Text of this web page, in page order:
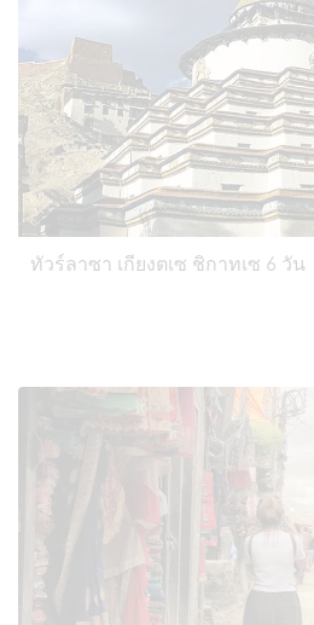
ทัวร์ลาซา เกียงตเซ ชิกาทเซ 6 วัน